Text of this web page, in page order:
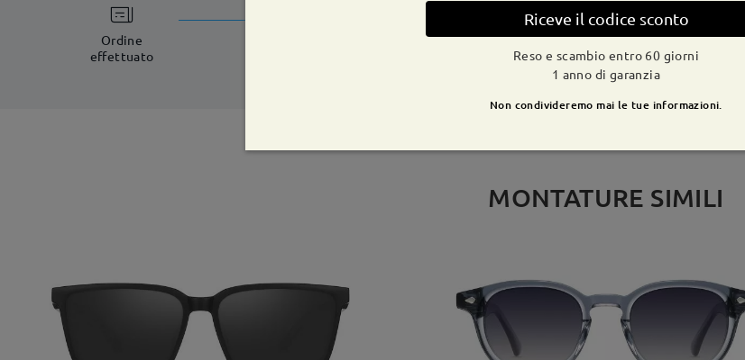
Ordine
effettuato
tempi di spedizione
dettagli Spedito
MONTATURE SIMILI
Riceve il codice sconto
Reso e scambio entro 60 giorni
1 anno di garanzia
Non condivideremo mai le tue informazioni.